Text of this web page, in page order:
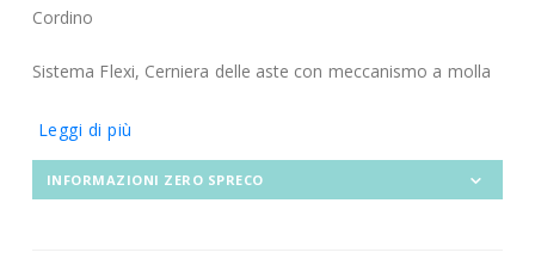
Cordino
Sistema Flexi, Cerniera delle aste con meccanismo a molla
Leggi di più
INFORMAZIONI ZERO SPRECO